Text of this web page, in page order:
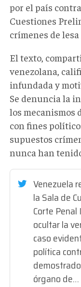
por el país
Cuestiones
crímenes de
El texto,
venezolana,
infundada y
Se denuncia la
los mecanismos
con fines
supuestos
nunca han
Venezuela
la Sala de
Corte
ocultar la
caso
política
órgano de…